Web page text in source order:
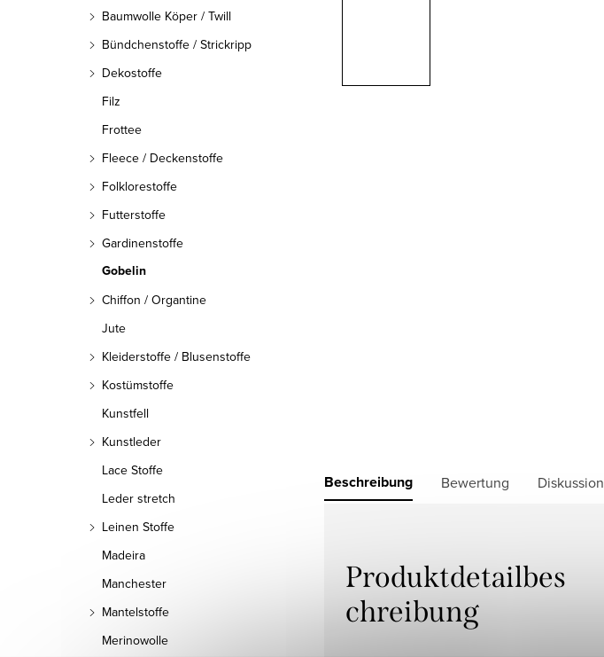
Baumwolle Köper / Twill
Bündchenstoffe / Strickripp
Dekostoffe
Filz
Frottee
Fleece / Deckenstoffe
Folklorestoffe
Futterstoffe
Gardinenstoffe
Gobelin
Chiffon / Organtine
Jute
Kleiderstoffe / Blusenstoffe
Kostümstoffe
Kunstfell
Kunstleder
Lace Stoffe
Leder stretch
Leinen Stoffe
Madeira
Manchester
Mantelstoffe
Merinowolle
Beschreibung Bewertung Diskussion
Produktdetailbes
chreibung